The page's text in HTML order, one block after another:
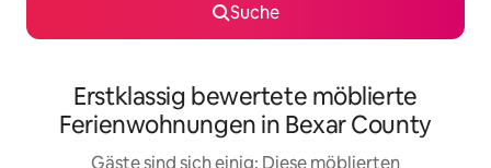
Suche
Erstklassig bewertete möblierte
Ferienwohnungen in Bexar County
Gäste sind sich einig: Diese möblierten